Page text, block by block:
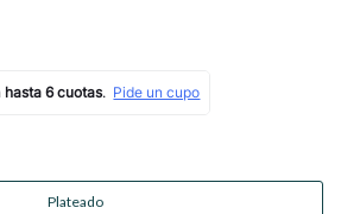
Plateado